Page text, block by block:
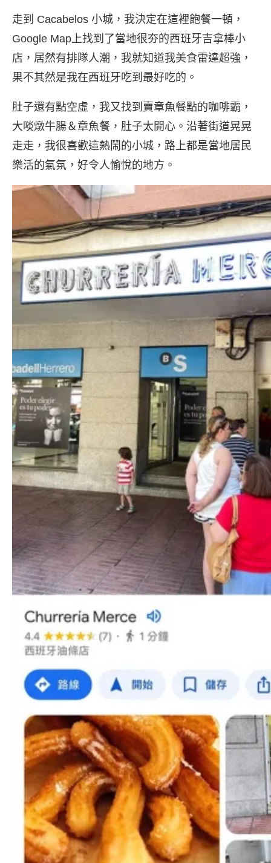
走到 Cacabelos 小城，我決定在這裡飽餐一頓，
Google Map上找到了當地很夯的西班牙吉拿棒小
店，居然有排隊人潮，我就知道我美食雷達超強，
果不其然是我在西班牙吃到最好吃的。
肚子還有點空虛，我又找到賣章魚餐點的咖啡霸，
大啖燉牛腸＆章魚餐，肚子太開心。沿著街道晃晃
走走，我很喜歡這熱鬧的小城，路上都是當地居民
樂活的氣氛，好令人愉悅的地方。